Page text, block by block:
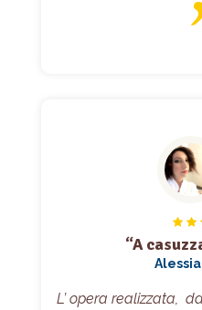
“A
L’ opera realizzata,